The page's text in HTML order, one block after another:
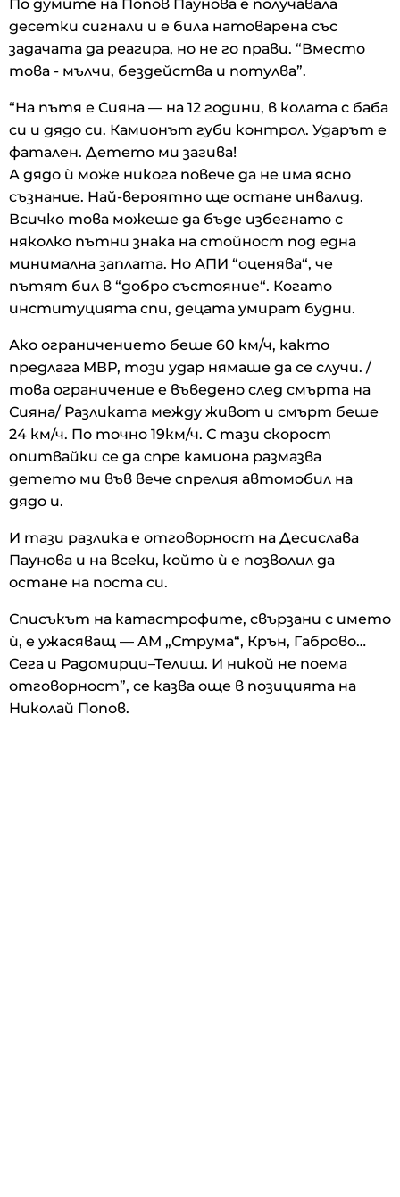
По думите на Попов Паунова е получавала
десетки сигнали и е била натоварена със
задачата да реагира, но не го прави. “Вместо
това - мълчи, бездейства и потулва”.
“На пътя е Сияна — на 12 години, в колата с баба
си и дядо си. Камионът губи контрол. Ударът е
фатален. Детето ми загива!
А дядо ѝ може никога повече да не има ясно
съзнание. Най-вероятно ще остане инвалид.
Всичко това можеше да бъде избегнато с
няколко пътни знака на стойност под една
минимална заплата. Но АПИ “оценява“, че
пътят бил в “добро състояние“. Когато
институцията спи, децата умират будни.
Ако ограничението беше 60 км/ч, както
предлага МВР, този удар нямаше да се случи. /
това ограничение е въведено след смърта на
Сияна/ Разликата между живот и смърт беше
24 км/ч. По точно 19км/ч. С тази скорост
опитвайки се да спре камиона размазва
детето ми във вече спрелия автомобил на
дядо и.
И тази разлика е отговорност на Десислава
Паунова и на всеки, който ѝ е позволил да
остане на поста си.
Списъкът на катастрофите, свързани с името
ѝ, е ужасяващ — АМ „Струма“, Крън, Габрово…
Сега и Радомирци–Телиш. И никой не поема
отговорност”, се казва още в позицията на
Николай Попов.